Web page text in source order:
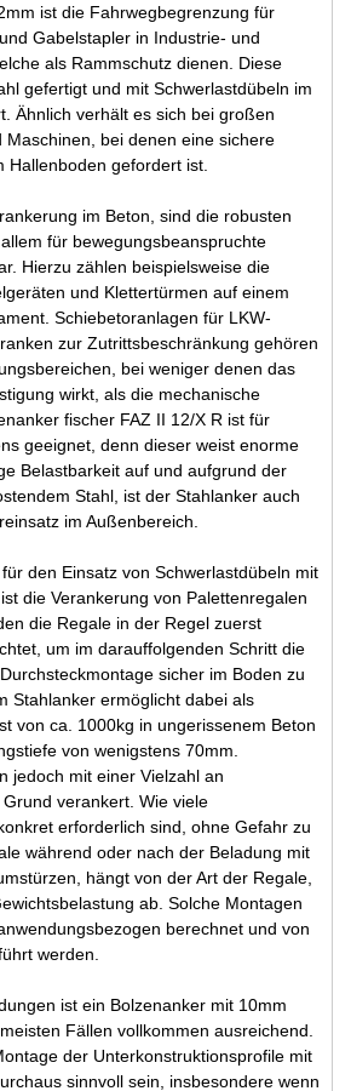
ist die Fahrwegbegrenzung für
Gabelstapler in Industrie- und
als Rammschutz dienen. Diese
gefertigt und mit Schwerlastdübeln im
Ähnlich verhält es sich bei großen
Maschinen, bei denen eine sichere
Hallenboden gefordert ist.
im Beton, sind die robusten
für bewegungsbeanspruchte
Hierzu zählen beispielsweise die
und Klettertürmen auf einem
Schiebetoranlagen für LKW-
zur Zutrittsbeschränkung gehören
bei weniger denen das
wirkt, als die mechanische
fischer FAZ II 12/X R ist für
geeignet, denn dieser weist enorme
Belastbarkeit auf und aufgrund der
Stahl, ist der Stahlanker auch
im Außenbereich.
den Einsatz von Schwerlastdübeln mit
die Verankerung von Palettenregalen
die Regale in der Regel zuerst
um im darauffolgenden Schritt die
sicher im Boden zu
Stahlanker ermöglicht dabei als
von ca. 1000kg in ungerissenem Beton
von wenigstens 70mm.
jedoch mit einer Vielzahl an
verankert. Wie viele
erforderlich sind, ohne Gefahr zu
während oder nach der Beladung mit
hängt von der Art der Regale,
ab. Solche Montagen
berechnet und von
werden.
ist ein Bolzenanker mit 10mm
Fällen vollkommen ausreichend.
der Unterkonstruktionsprofile mit
sinnvoll sein, insbesondere wenn